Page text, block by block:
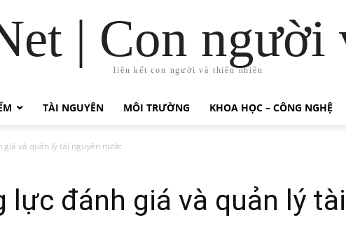
| Con người
liên kết con người và thiên nhiên
TÀI NGUYÊN MÔI TRƯỜNG KHOA HỌC – CÔNG NGHỆ
giá và quản lý tài nguyên nước
lực đánh giá và quản lý